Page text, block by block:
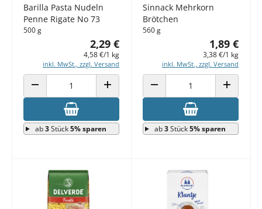
Barilla Pasta Nudeln
Penne Rigate No 73
500 g
2,29 €
4,58 €/1 kg
inkl. MwSt., zzgl. Versand
ANZAHL VERRINGERN ANZAHL ERHÖHEN
ab3Stück5% sparen
Sinnack Mehrkorn
Brötchen
560 g
1,89 €
3,38 €/1 kg
inkl. MwSt., zzgl. Versand
ANZAHL VERRINGERN ANZAHL
ab3Stück5% sparen